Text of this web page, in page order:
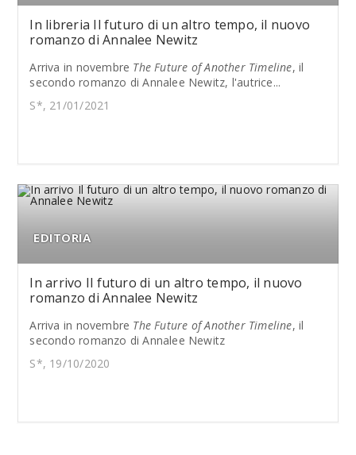
In libreria Il futuro di un altro tempo, il nuovo
romanzo di Annalee Newitz
Arriva in novembre The Future of Another Timeline, il
secondo romanzo di Annalee Newitz, l'autrice...
S*, 21/01/2021
EDITORIA
In arrivo Il futuro di un altro tempo, il nuovo
romanzo di Annalee Newitz
Arriva in novembre The Future of Another Timeline, il
secondo romanzo di Annalee Newitz
S*, 19/10/2020